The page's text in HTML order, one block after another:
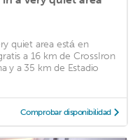
quiet area está en
a 16 km de CrossIron
y a 35 km de Estadio
Comprobar disponibilidad